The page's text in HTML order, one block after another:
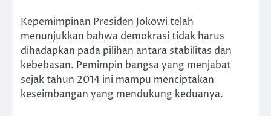
Kepemimpinan Presiden Jokowi telah
menunjukkan bahwa demokrasi tidak harus
dihadapkan pada pilihan antara stabilitas dan
kebebasan. Pemimpin bangsa yang menjabat
sejak tahun 2014 ini mampu menciptakan
keseimbangan yang mendukung keduanya.